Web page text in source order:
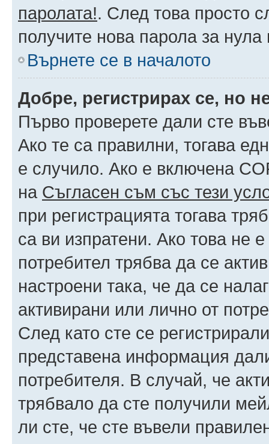
паролата!. След това просто
получите нова парола за
Върнете се в началото
Добре, регистрирах се, но
Първо проверете дали сте
Ако те са правилни, тогава
е случило. Ако е включена
на Съгласен съм със тези
при регистрацията тогава
са ви изпратени. Ако това не
потребител трябва да се
настроени така, че да се
активирани или лично от
След като сте се
представена информация
потребителя. В случай, че
трябвало да сте получили
ли сте, че сте въвели